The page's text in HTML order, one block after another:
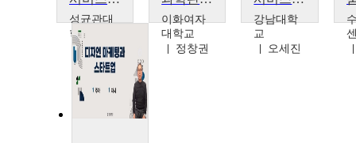
성균관대
학교
박영택
이화여자
대학교
정창권
강남대학
교
오세진